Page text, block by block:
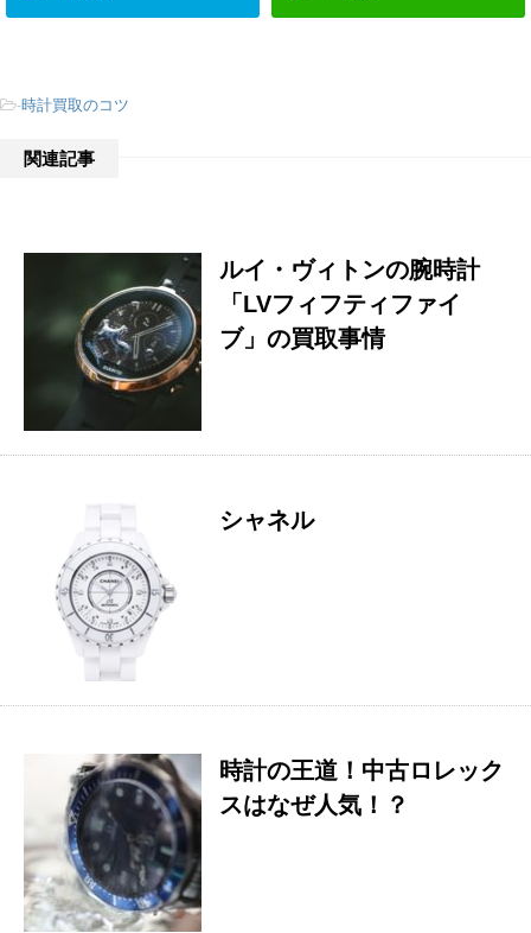
-時計買取のコツ
関連記事
ルイ・ヴィトンの腕時計
「LVフィフティファイ
ブ」の買取事情
シャネル
時計の王道！中古ロレック
スはなぜ人気！？